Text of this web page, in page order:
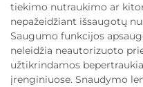
tiekimo nutraukimo ar
nepažeidžiant išsaugotų
Saugumo funkcijos
neleidžia neautorizuoto
užtikrindamos
įrenginiuose. Snaudymo